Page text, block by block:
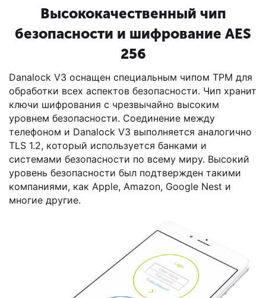
Высококачественный чип
безопасности и шифрование AES
256
Danalock V3 оснащен специальным чипом TPM для
обработки всех аспектов безопасности. Чип хранит
ключи шифрования с чрезвычайно высоким
уровнем безопасности. Соединение между
телефоном и Danalock V3 выполняется аналогично
TLS 1.2, который используется банками и
системами безопасности по всему миру. Высокий
уровень безопасности был подтвержден такими
компаниями, как Apple, Amazon, Google Nest и
многие другие.